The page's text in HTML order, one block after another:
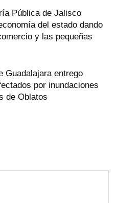
Pública de Jalisco
del estado dando
y las pequeñas
Guadalajara entrego
por inundaciones
de Oblatos